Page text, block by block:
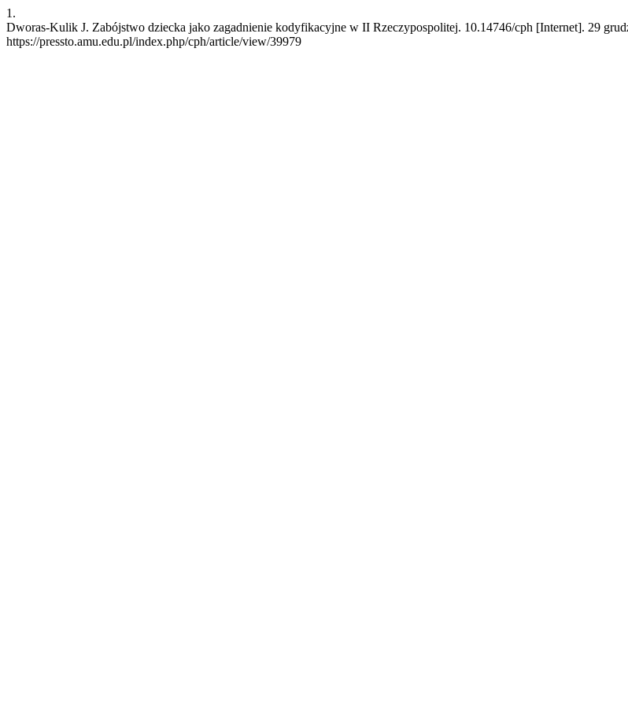
1.
Dworas-Kulik J. Zabójstwo dziecka jako zagadnienie kodyfikacyjne w II Rzeczypospolitej. 10.14746/cph [Internet]. 29
https://pressto.amu.edu.pl/index.php/cph/article/view/39979